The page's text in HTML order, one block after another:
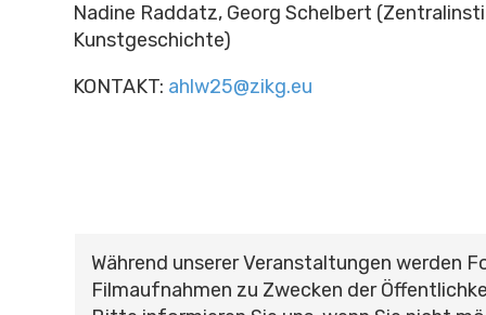
Nadine Raddatz, Georg Schelbert
Kunstgeschichte)
KONTAKT: ahlw25@zikg.eu
Während unserer Veranstaltungen werden
Filmaufnahmen zu Zwecken der